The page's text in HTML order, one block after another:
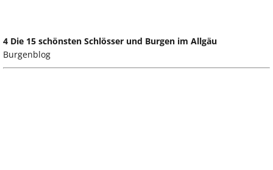
4 Die 15 schönsten Schlösser und Burgen im Allgäu
Burgenblog